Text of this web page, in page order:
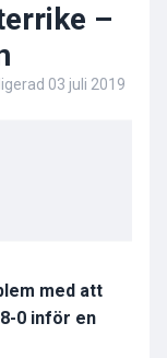
–
03 juli 2019
med att
0 inför en